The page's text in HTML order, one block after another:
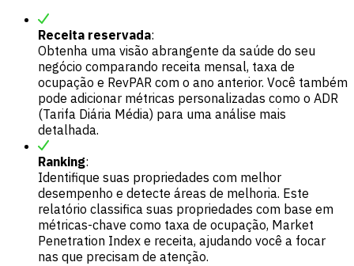
Receita reservada:
Obtenha uma visão abrangente da saúde do seu
negócio comparando receita mensal, taxa de
ocupação e RevPAR com o ano anterior. Você também
pode adicionar métricas personalizadas como o ADR
(Tarifa Diária Média) para uma análise mais
detalhada.
Ranking:
Identifique suas propriedades com melhor
desempenho e detecte áreas de melhoria. Este
relatório classifica suas propriedades com base em
métricas-chave como taxa de ocupação, Market
Penetration Index e receita, ajudando você a focar
nas que precisam de atenção.